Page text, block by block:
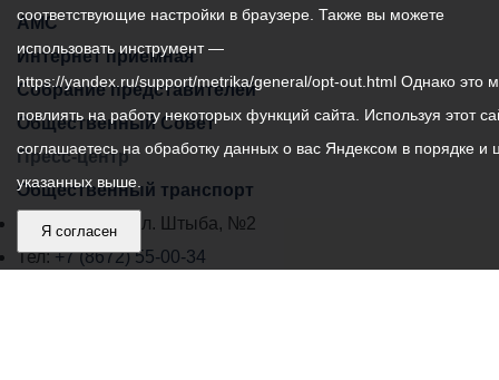
АМС
Интернет приемная
Собрание представителей
Общественный Совет
Пресс-центр
Общественный транспорт
Владикавказ, пл. Штыба, №2
Тел:+7 (8672) 55-00-34
соответствующие настройки в браузере. Также вы можете
использовать инструмент —
https://yandex.ru/support/metrika/general/opt-out.html Однако это
повлиять на работу некоторых функций сайта. Используя этот
соглашаетесь на обработку данных о вас Яндексом в порядке и
указанных выше.
Я согласен